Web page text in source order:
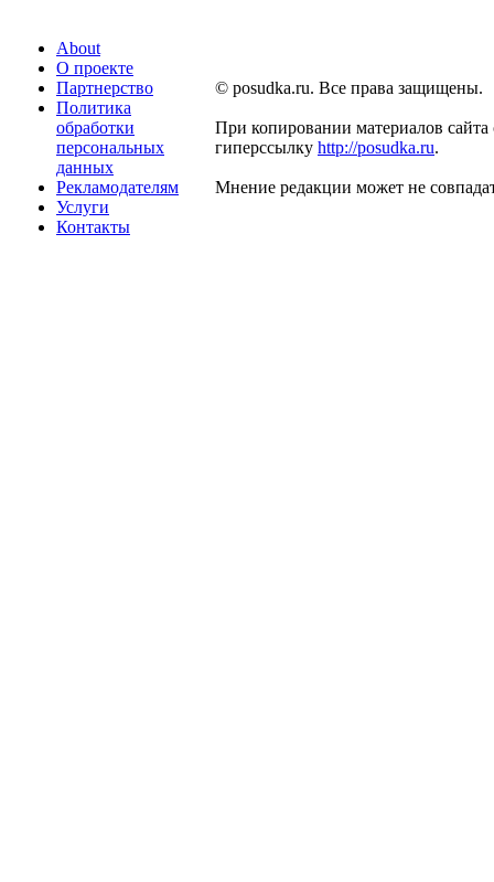
About
О проекте
Партнерство
Политика
обработки
персональных
данных
Рекламодателям
Услуги
Контакты
© posudka.ru. Все права защищены.
При копировании материалов сайта
гиперссылку http://posudka.ru.
Мнение редакции может не